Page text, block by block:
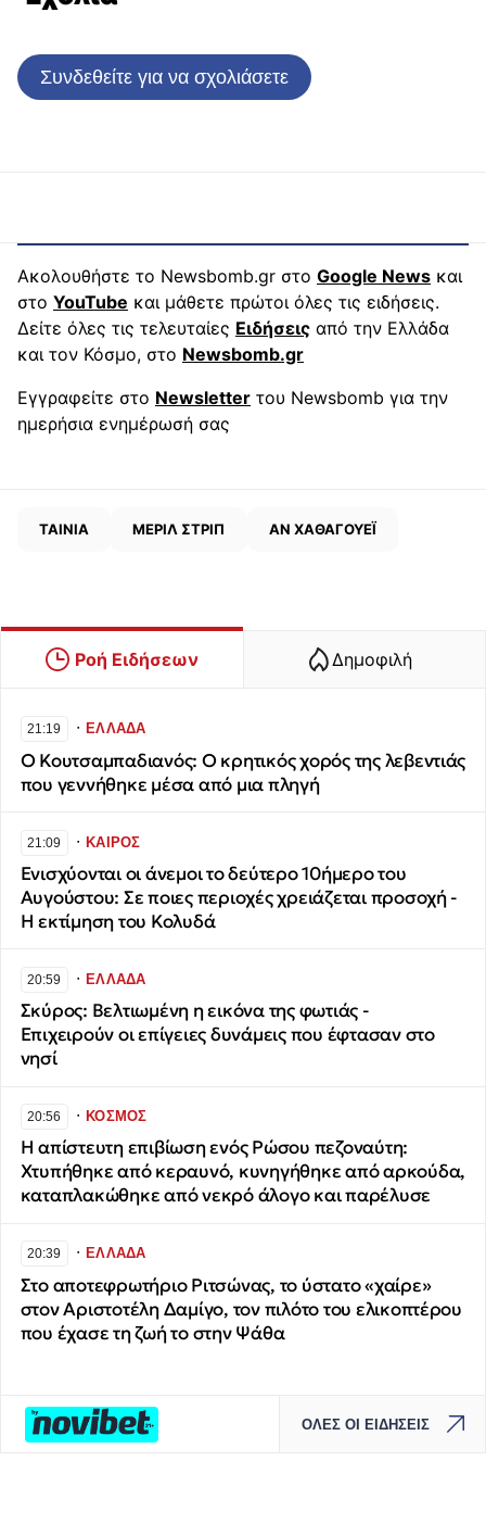
Συνδεθείτε για να σχολιάσετε
Ακολουθήστε το Newsbomb.gr στο Google News και
στο YouTube και μάθετε πρώτοι όλες τις ειδήσεις.
Δείτε όλες τις τελευταίες Ειδήσεις από την Ελλάδα
και τον Κόσμο, στο Newsbomb.gr
Εγγραφείτε στο Newsletter του Newsbomb για την
ημερήσια ενημέρωσή σας
ΤΑΙΝΙΑ ΜΕΡΙΛ ΣΤΡΙΠ ΑΝ ΧΑΘΑΓΟΥΕΪ
Ροή Ειδήσεων Δημοφιλή
21:19 ∙ΕΛΛΑΔΑ
Ο Κουτσαμπαδιανός: Ο κρητικός χορός της λεβεντιάς
που γεννήθηκε μέσα από μια πληγή
21:09 ∙ΚΑΙΡΟΣ
Ενισχύονται οι άνεμοι το δεύτερο 10ήμερο του
Αυγούστου: Σε ποιες περιοχές χρειάζεται προσοχή -
Η εκτίμηση του Κολυδά
20:59 ∙ΕΛΛΑΔΑ
Σκύρος: Βελτιωμένη η εικόνα της φωτιάς -
Επιχειρούν οι επίγειες δυνάμεις που έφτασαν στο
νησί
20:56 ∙ΚΟΣΜΟΣ
Η απίστευτη επιβίωση ενός Ρώσου πεζοναύτη:
Χτυπήθηκε από κεραυνό, κυνηγήθηκε από αρκούδα,
καταπλακώθηκε από νεκρό άλογο και παρέλυσε
20:39 ∙ΕΛΛΑΔΑ
Στο αποτεφρωτήριο Ριτσώνας, το ύστατο «χαίρε»
στον Αριστοτέλη Δαμίγο, τον πιλότο του ελικοπτέρου
που έχασε τη ζωή το στην Ψάθα
ΟΛΕΣ ΟΙ ΕΙΔΗΣΕΙΣ